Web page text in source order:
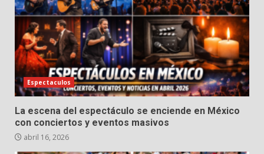
Espectaculos
La escena del espectáculo se enciende en México
con conciertos y eventos masivos
abril 16, 2026